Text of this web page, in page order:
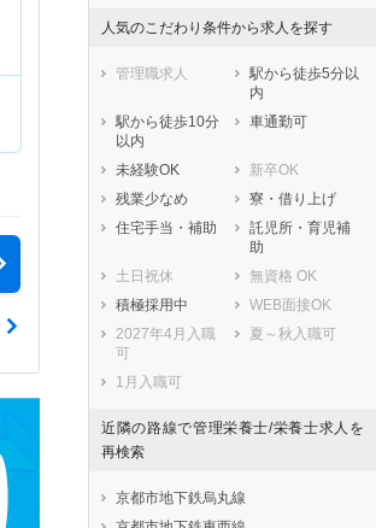
人気のこだわり条件から求人を探す
管理職求人
駅から徒歩5分以
内
駅から徒歩10分
以内
車通勤可
未経験OK
新卒OK
残業少なめ
寮・借り上げ
住宅手当・補助
託児所・育児補
助
土日祝休
無資格 OK
積極採用中
WEB面接OK
2027年4月入職
可
夏～秋入職可
1月入職可
近隣の路線で管理栄養士/栄養士求人を
再検索
京都市地下鉄烏丸線